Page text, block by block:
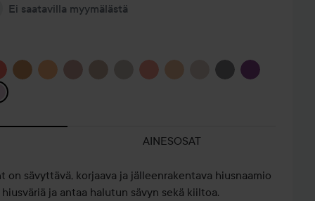
Ei saatavilla myymälästä
AINESOSAT
on sävyttävä, korjaava ja jälleenrakentava hiusnaamio
ja antaa halutun sävyn sekä kiiltoa.